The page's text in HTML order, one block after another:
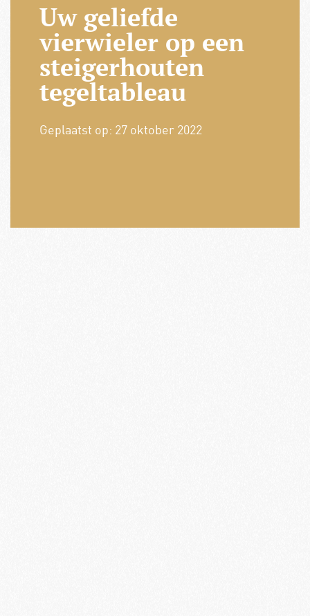
Uw geliefde
vierwieler op een
steigerhouten
tegeltableau
Geplaatst op: 27 oktober 2022